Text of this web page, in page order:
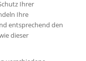
Ihrer
Ihre
entsprechend den
dieser